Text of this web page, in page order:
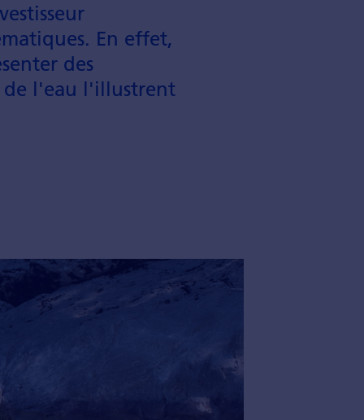
En effet,
des
de l'eau l'illustrent